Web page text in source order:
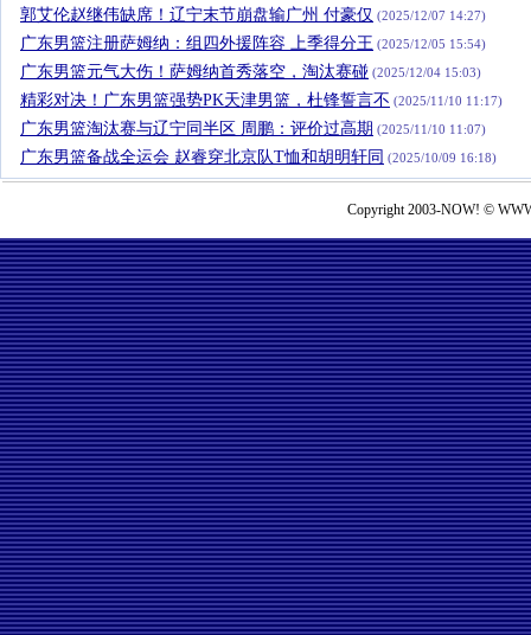
郭艾伦赵继伟缺席！辽宁末节崩盘输广州 付豪仅 (2025/12/07 14:27)
广东男篮注册萨姆纳：组四外援阵容 上季得分王 (2025/12/05 15:54)
广东男篮元气大伤！萨姆纳首秀落空，淘汰赛碰 (2025/12/04 15:03)
精彩对决！广东男篮强势PK天津男篮，杜锋誓言不 (2025/11/10 11:17)
广东男篮淘汰赛与辽宁同半区 周鹏：评价过高期 (2025/11/10 11:07)
广东男篮备战全运会 赵睿穿北京队T恤和胡明轩同 (2025/10/09 16:18)
Copyright 2003-NOW! ©